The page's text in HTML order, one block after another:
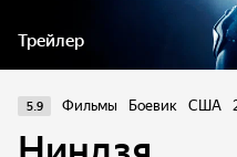
Трейлер
5.9 Фильмы Боевик США